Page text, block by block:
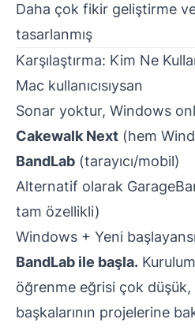
Daha çok fikir geliştirme
tasarlanmış
Karşılaştırma: Kim Ne
Mac kullanıcısıysan
Sonar yoktur, Windows
Cakewalk Next (hem
BandLab (tarayıcı/mobil)
Alternatif olarak
tam özellikli)
Windows + Yeni
BandLab ile başla.
öğrenme eğrisi çok
başkalarının projelerine